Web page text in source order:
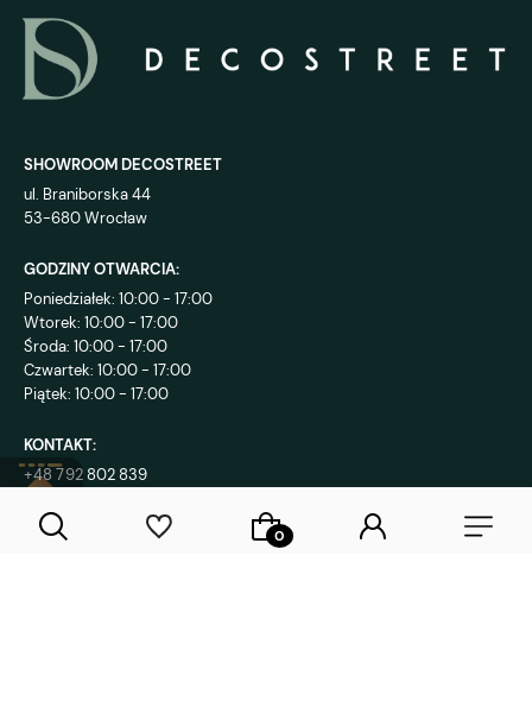
SHOWROOM DECOSTREET
ul. Braniborska 44
53-680 Wrocław
GODZINY OTWARCIA:
Poniedziałek: 10:00 - 17:00
Wtorek: 10:00 - 17:00
Środa: 10:00 - 17:00
Czwartek: 10:00 - 17:00
Piątek: 10:00 - 17:00
KONTAKT:
+48 792 802 839
opinii